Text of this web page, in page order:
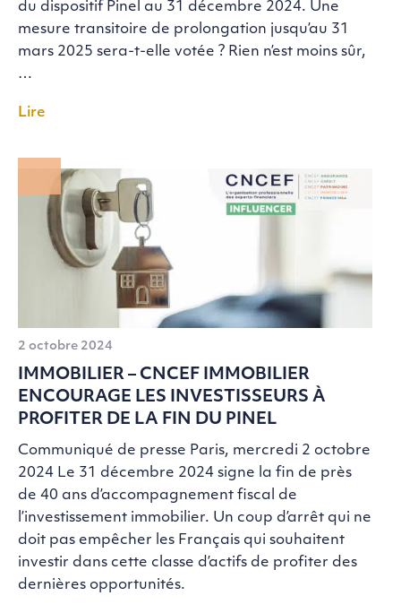
du dispositif Pinel au 31 décembre 2024. Une
mesure transitoire de prolongation jusqu’au 31
mars 2025 sera-t-elle votée ? Rien n’est moins sûr,
…
Lire
2 octobre 2024
IMMOBILIER – CNCEF IMMOBILIER
ENCOURAGE LES INVESTISSEURS À
PROFITER DE LA FIN DU PINEL
Communiqué de presse Paris, mercredi 2 octobre
2024 Le 31 décembre 2024 signe la fin de près
de 40 ans d’accompagnement fiscal de
l’investissement immobilier. Un coup d’arrêt qui ne
doit pas empêcher les Français qui souhaitent
investir dans cette classe d’actifs de profiter des
dernières opportunités.